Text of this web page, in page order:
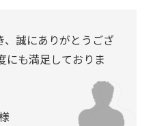
、誠にありがとうござ
にも満足しておりま